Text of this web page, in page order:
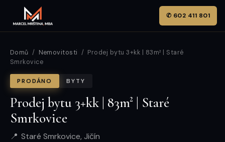
✆ 602 411 801
Domů / Nemovitosti / Prodej bytu 3+kk | 83m² | Staré
Smrkovice
PRODÁNO BYTY
Prodej bytu 3+kk | 83m² | Staré
Smrkovice
Staré Smrkovice, Jičín